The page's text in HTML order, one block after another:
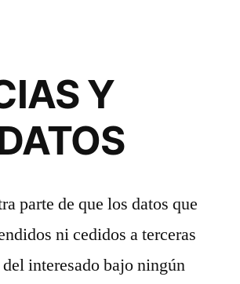
Y
parte de que los datos que
ni cedidos a terceras
interesado bajo ningún